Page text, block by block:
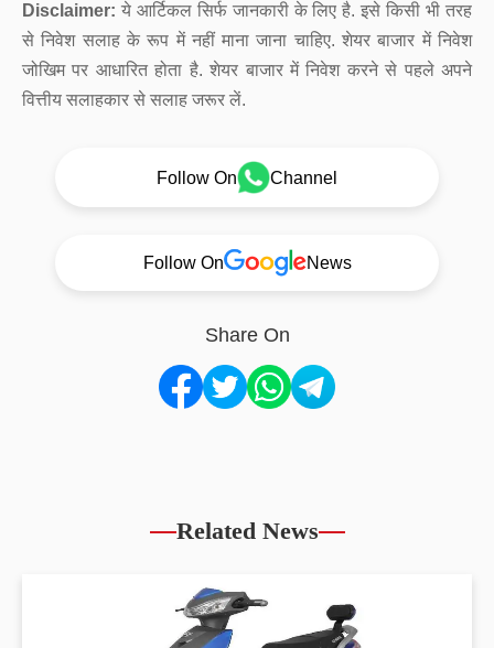
Disclaimer: ये आर्टिकल सिर्फ जानकारी के लिए है. इसे किसी भी तरह
से निवेश सलाह के रूप में नहीं माना जाना चाहिए. शेयर बाजार में निवेश
जोखिम पर आधारित होता है. शेयर बाजार में निवेश करने से पहले अपने
वित्तीय सलाहकार से सलाह जरूर लें.
Follow On Channel
Follow On News
Share On
Related News